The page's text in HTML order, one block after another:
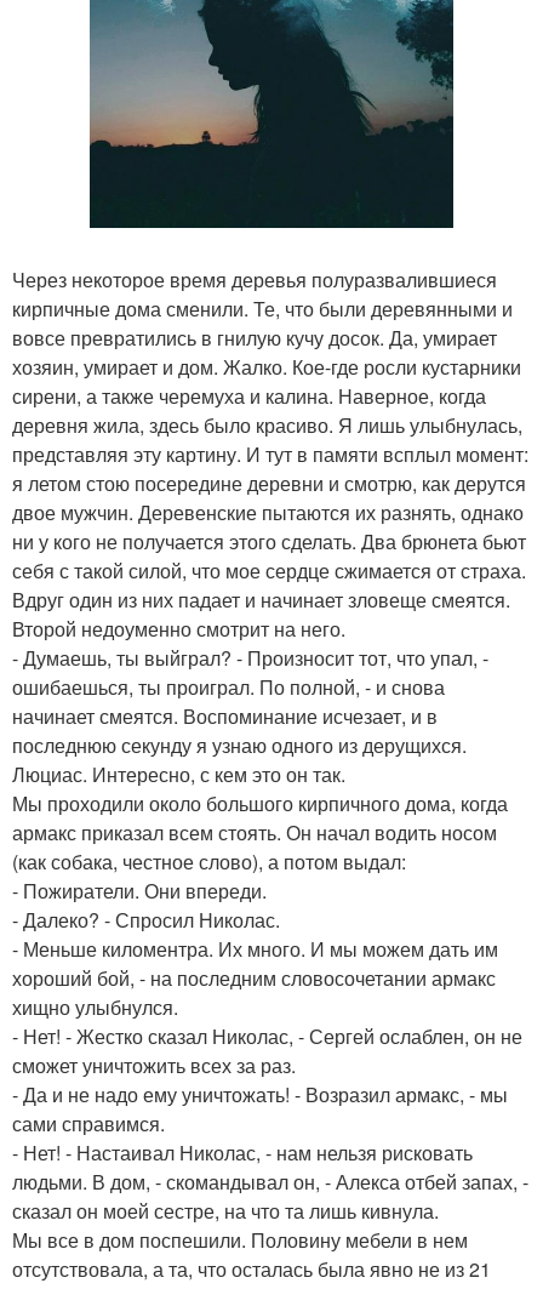
Через некоторое время деревья полуразвалившиеся
кирпичные дома сменили. Те, что были деревянными и
вовсе превратились в гнилую кучу досок. Да, умирает
хозяин, умирает и дом. Жалко. Кое-где росли кустарники
сирени, а также черемуха и калина. Наверное, когда
деревня жила, здесь было красиво. Я лишь улыбнулась,
представляя эту картину. И тут в памяти всплыл момент:
я летом стою посередине деревни и смотрю, как дерутся
двое мужчин. Деревенские пытаются их разнять, однако
ни у кого не получается этого сделать. Два брюнета бьют
себя с такой силой, что мое сердце сжимается от страха.
Вдруг один из них падает и начинает зловеще смеятся.
Второй недоуменно смотрит на него.
- Думаешь, ты выйграл? - Произносит тот, что упал, -
ошибаешься, ты проиграл. По полной, - и снова
начинает смеятся. Воспоминание исчезает, и в
последнюю секунду я узнаю одного из дерущихся.
Люциас. Интересно, с кем это он так.
Мы проходили около большого кирпичного дома, когда
армакс приказал всем стоять. Он начал водить носом
(как собака, честное слово), а потом выдал:
- Пожиратели. Они впереди.
- Далеко? - Спросил Николас.
- Меньше киломентра. Их много. И мы можем дать им
хороший бой, - на последним словосочетании армакс
хищно улыбнулся.
- Нет! - Жестко сказал Николас, - Сергей ослаблен, он не
сможет уничтожить всех за раз.
- Да и не надо ему уничтожать! - Возразил армакс, - мы
сами справимся.
- Нет! - Настаивал Николас, - нам нельзя рисковать
людьми. В дом, - скомандывал он, - Алекса отбей запах, -
сказал он моей сестре, на что та лишь кивнула.
Мы все в дом поспешили. Половину мебели в нем
отсутствовала, а та, что осталась была явно не из 21